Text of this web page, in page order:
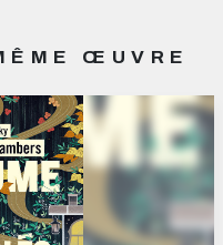
ŒUVRE